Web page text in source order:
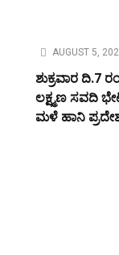
AUGUST 5,
ಶುಕ್ರವಾರ ದಿ.7
ಲಕ್ಷ್ಮಣ ಸವದಿ
ಮಳೆ ಹಾನಿ